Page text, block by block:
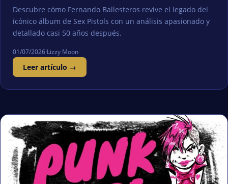
Descubre cómo Fernando Ballesteros revive el legado del
icónico álbum de Sex Pistols con un análisis apasionado y
detallado casi 50 años después.
01/07/2026·Lizzy Moon
Leer artículo →